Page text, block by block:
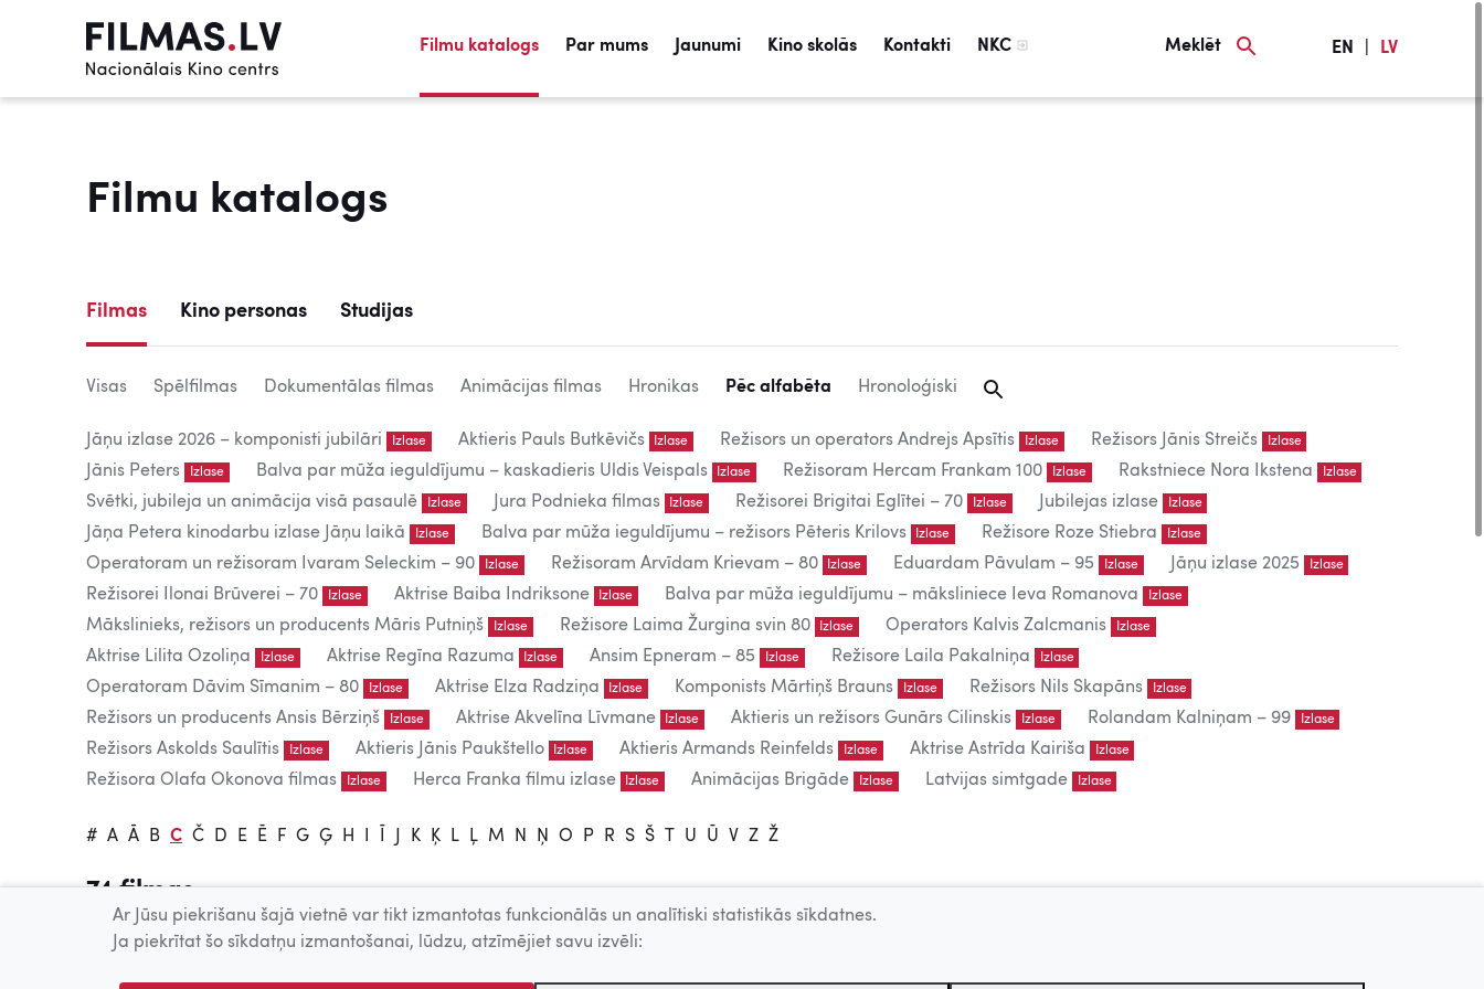
Filmu katalogs Par mums Jaunumi Kino skolās Kontakti NKC Meklēt EN LV
Filmu katalogs
Filmas Kino personas Studijas
Visas Spēlfilmas Dokumentālas filmas Animācijas filmas Hronikas Pēc alfabēta Hronoloģiski
Jāņu izlase 2026 – komponisti jubilāri Izlase Aktieris Pauls Butkēvičs Izlase Režisors un operators Andrejs Apsītis Izlase Režisors Jānis Streičs Izlase
Jānis Peters Izlase Balva par mūža ieguldījumu – kaskadieris Uldis Veispals Izlase Režisoram Hercam Frankam 100 Izlase Rakstniece Nora Ikstena Izlase
Svētki, jubileja un animācija visā pasaulē Izlase Jura Podnieka filmas Izlase Režisorei Brigitai Eglītei – 70 Izlase Jubilejas izlase Izlase
Jāņa Petera kinodarbu izlase Jāņu laikā Izlase Balva par mūža ieguldījumu – režisors Pēteris Krilovs Izlase Režisore Roze Stiebra Izlase
Operatoram un režisoram Ivaram Seleckim – 90 Izlase Režisoram Arvīdam Krievam – 80 Izlase Eduardam Pāvulam – 95 Izlase Jāņu izlase 2025 Izlase
Režisorei Ilonai Brūverei – 70 Izlase Aktrise Baiba Indriksone Izlase Balva par mūža ieguldījumu – māksliniece Ieva Romanova Izlase
Mākslinieks, režisors un producents Māris Putniņš Izlase Režisore Laima Žurgina svin 80 Izlase Operators Kalvis Zalcmanis Izlase
Aktrise Lilita Ozoliņa Izlase Aktrise Regīna Razuma Izlase Ansim Epneram – 85 Izlase Režisore Laila Pakalniņa Izlase
Operatoram Dāvim Sīmanim – 80 Izlase Aktrise Elza Radziņa Izlase Komponists Mārtiņš Brauns Izlase Režisors Nils Skapāns Izlase
Režisors un producents Ansis Bērziņš Izlase Aktrise Akvelīna Līvmane Izlase Aktieris un režisors Gunārs Cilinskis Izlase Rolandam Kalniņam – 99 Izlase
Režisors Askolds Saulītis Izlase Aktieris Jānis Paukštello Izlase Aktieris Armands Reinfelds Izlase Aktrise Astrīda Kairiša Izlase
Režisora Olafa Okonova filmas Izlase Herca Franka filmu izlase Izlase Animācijas Brigāde Izlase Latvijas simtgade Izlase
# A Ā B C Č D E Ē F G Ģ H K Ķ L Ļ M N Ņ O P R S Š U Ū V Z Ž
74 filmas
Tiešsaistē publicētās filmas paredzētas tikai individuālai lietošanai.
Publiskai demonstrēšanai nepieciešama tiesību īpašnieku – producentu, AKKA/LAA u.c. atļaujas.
Ar Jūsu piekrišanu šajā vietnē var tikt izmantotas funkcionālās un analītiski statistikās sīkdatnes.
Ja piekrītat šo sīkdatņu izmantošanai, lūdzu, atzīmējiet savu izvēli: